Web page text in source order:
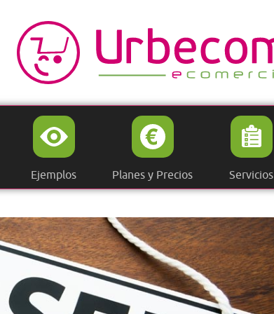
Ejemplos Planes y Precios Servicios